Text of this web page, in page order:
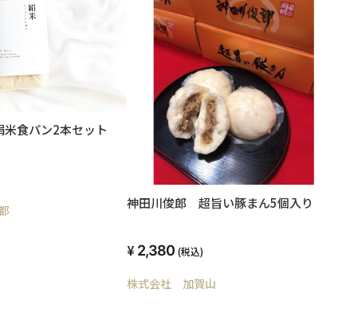
食パン2本セット
神田川俊郎 超旨い豚まん5個入り
2,380 (税込)
株式会社 加賀山